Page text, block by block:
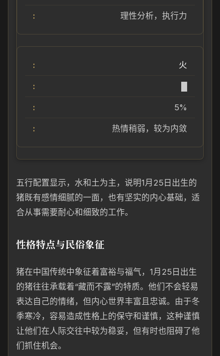
理性分析，执行力
火
5%
热情稍弱，较为内敛
五行配置显示，水和土为主，说明1月25日出生的
猪既有感情细腻的一面，也有坚实的内心基础，适
合从事需要耐心和细致的工作。
性格特点与民俗象征
猪在中国传统中象征着富裕与福气，1月25日出生
的猪往往承载着“藏而不露”的特质。他们不会轻易
表达自己的情绪，但内心世界丰富且忠诚。由于冬
季寒冷，容易造成性格上的保守和谨慎，这种谨慎
让他们在人际交往中较为稳妥，但有时也阻碍了他
们抓住机会。